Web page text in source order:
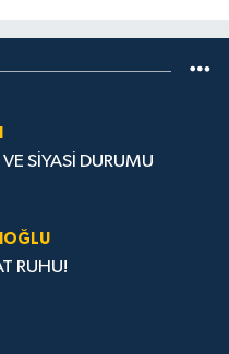
SİYASİ DURUMU
RUHU!